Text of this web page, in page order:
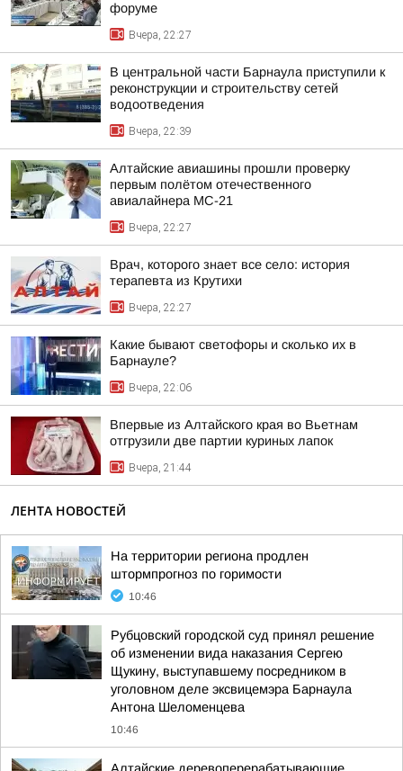
форуме
Вчера, 22:27
В центральной части Барнаула приступили к
реконструкции и строительству сетей
водоотведения
Вчера, 22:39
Алтайские авиашины прошли проверку
первым полётом отечественного
авиалайнера МС-21
Вчера, 22:27
Врач, которого знает все село: история
терапевта из Крутихи
Вчера, 22:27
Какие бывают светофоры и сколько их в
Барнауле?
Вчера, 22:06
Впервые из Алтайского края во Вьетнам
отгрузили две партии куриных лапок
Вчера, 21:44
ЛЕНТА НОВОСТЕЙ
На территории региона продлен
штормпрогноз по горимости
10:46
Рубцовский городской суд принял решение
об изменении вида наказания Сергею
Щукину, выступавшему посредником в
уголовном деле эксвицемэра Барнаула
Антона Шеломенцева
10:46